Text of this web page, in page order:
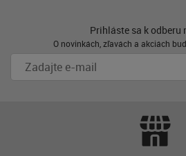
Prihláste sa k odberu
O novinkách, zľavách a akciách